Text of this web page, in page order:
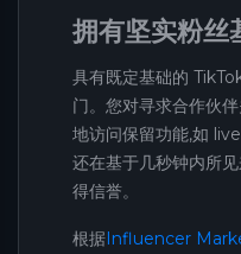
拥有坚实粉丝
具有既定基础的
门。您对寻求合作伙
地访问保留功能,如
还在基于几秒钟内所
得信誉。
根据Influencer